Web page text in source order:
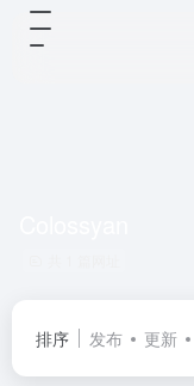
排序 发布 更新